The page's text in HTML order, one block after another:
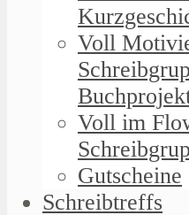
Voll
Voll im
Gutscheine
Schreibtreffs